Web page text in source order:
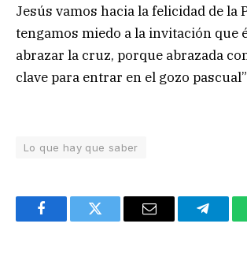
Jesús vamos hacia la felicidad de la
tengamos miedo a la invitación que
abrazar la cruz, porque abrazada
clave para entrar en el gozo
Lo que hay que saber
FacebookTwitter Email